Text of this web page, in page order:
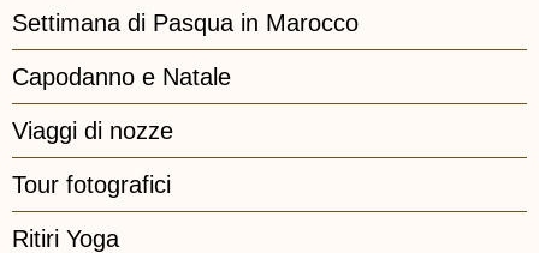
Settimana di Pasqua in Marocco
Capodanno e Natale
Viaggi di nozze
Tour fotografici
Ritiri Yoga